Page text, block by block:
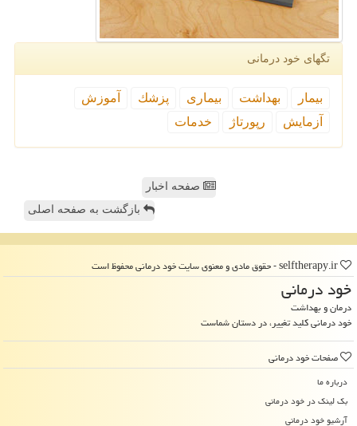
تگهای خود درمانی
بیمار بهداشت بیماری پزشك
آموزش
آزمایش
رپورتاژ خدمات
صفحه اخبار
بازگشت به صفحه اصلی
خود درمانی
درمان و بهداشت
خود درمانی کلید تغییر، در دستان شماست
صفحات خود درمانی
درباره ما
بک لینک در خود درمانی
آرشیو خود درمانی